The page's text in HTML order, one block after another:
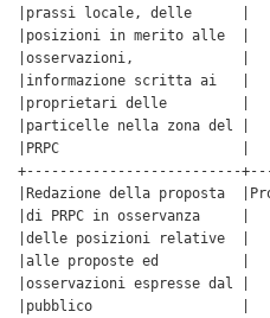
|prassi locale, delle
|posizioni in merito
|osservazioni,
|informazione scritta
|proprietari delle
|particelle nella zona
|PRPC
+--------------------------
|Redazione della proposta
|di PRPC in
|delle posizioni
|alle proposte ed
|osservazioni
|pubblico